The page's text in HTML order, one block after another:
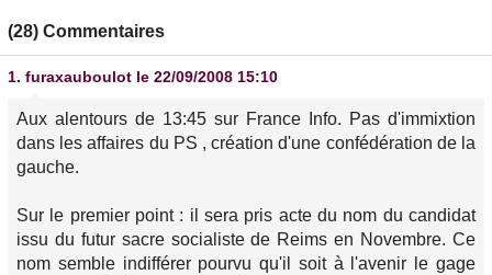
(28) Commentaires
1. furaxauboulot le 22/09/2008 15:10
Aux alentours de 13:45 sur France Info. Pas d'immixtion
dans les affaires du PS , création d'une confédération de la
gauche.
Sur le premier point : il sera pris acte du nom du candidat
issu du futur sacre socialiste de Reims en Novembre. Ce
nom semble indifférer pourvu qu'il soit à l'avenir le gage